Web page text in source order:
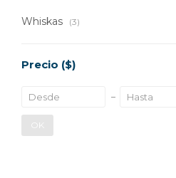
Whiskas (3)
Precio ($)
OK